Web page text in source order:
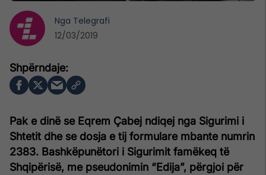
Pak e dinë se Eqrem Çabej ndiqej nga Sigurimi i
Shtetit dhe se dosja e tij formulare mbante numrin
2383. Bashkëpunëtori i Sigurimit famëkeq të
Shqipërisë, me pseudonimin “Edija”, përgjoi për
Nga Telegrafi
12/03/2019